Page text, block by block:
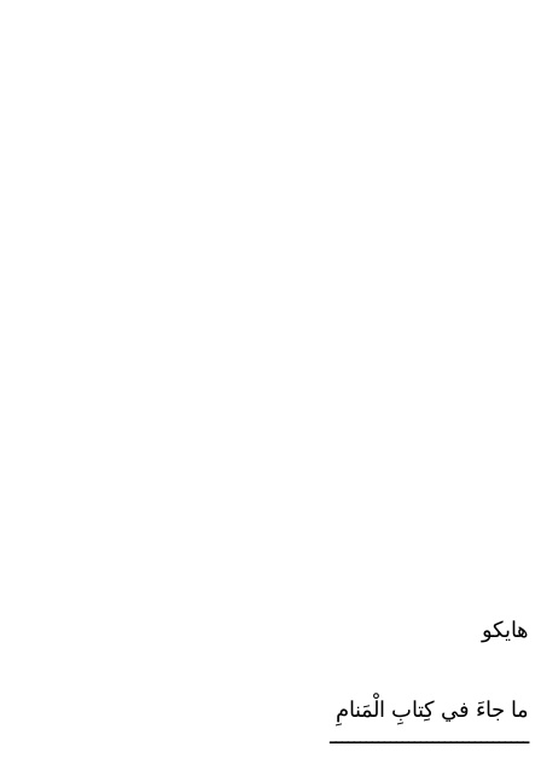
هايكو
ما جاءَ في كِتابِ الْمَنامِ
ـــــــــــــــــــــــــــــــــ